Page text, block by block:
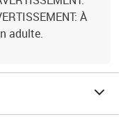
À
adulte.